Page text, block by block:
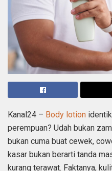
Kanal24 – Body lotion
perempuan? Udah bukan
bukan cuma buat cewek,
kasar bukan berarti tanda
kurang terawat. Faktanya,